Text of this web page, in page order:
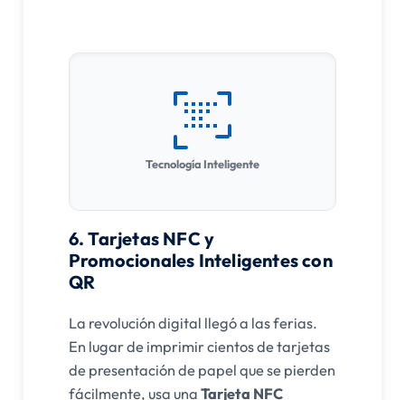
Tecnología Inteligente
6. Tarjetas NFC y
Promocionales Inteligentes con
QR
La revolución digital llegó a las ferias.
En lugar de imprimir cientos de tarjetas
de presentación de papel que se pierden
fácilmente, usa una Tarjeta NFC